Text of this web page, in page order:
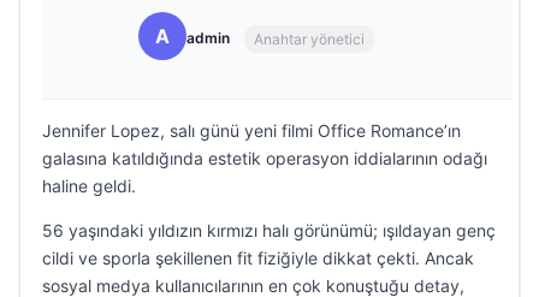
A admin Anahtar yönetici
Jennifer Lopez, salı günü yeni filmi Office Romance’ın
galasına katıldığında estetik operasyon iddialarının odağı
haline geldi.
56 yaşındaki yıldızın kırmızı halı görünümü; ışıldayan genç
cildi ve sporla şekillenen fit fiziğiyle dikkat çekti. Ancak
sosyal medya kullanıcılarının en çok konuştuğu detay,